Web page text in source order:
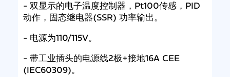
- 双显示的电子温度控制器，Pt100传感，PID
动作，固态继电器(SSR) 功率输出。
- 电源为110/115V。
- 带工业插头的电源线2极+接地16A CEE
(IEC60309)。